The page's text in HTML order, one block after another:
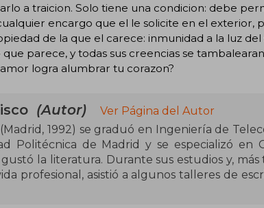
a traicion. Solo tiene una condicion: debe
encargo que el le solicite en el exterior,
de la que el carece: inmunidad a la luz del
parece, y todas sus creencias se
logra alumbrar tu corazon?
(Autor)
Ver Página del Autor
1992) se graduó en Ingeniería de
Politécnica de Madrid y se especializó en
la literatura. Durante sus estudios y, más
profesional, asistió a algunos talleres de
de sus obras. Hasta que el cielo se